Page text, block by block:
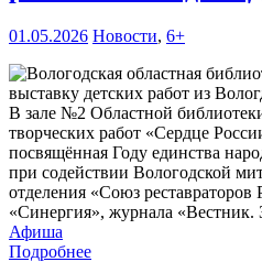
01.05.2026 Новости, 6+
В зале №2 Областной
творческих работ «Сердце
посвящённая Году единства
при содействии Вологодской
отделения «Союз
«Синергия», журнала «Вестник.
Афиша
Подробнее